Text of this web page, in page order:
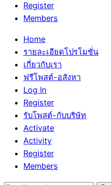
Register
Members
Home
รายละเอียดโปรโมชั่น
เกี่ยวกับเรา
ฟรีโพสต์-อสังหา
Log In
Register
รับโพสต์-กับบริษัท
Activate
Activity
Register
Members